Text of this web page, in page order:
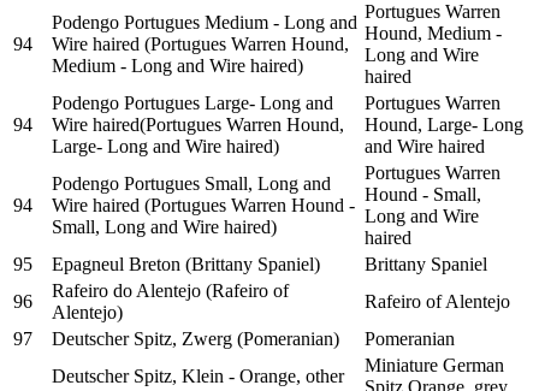
94
Podengo Portugues Medium - Long and
Wire haired (Portugues Warren Hound,
Medium - Long and Wire haired)
Portugues Warren
Hound, Medium -
Long and Wire
haired
94
Podengo Portugues Large- Long and
Wire haired(Portugues Warren Hound,
Large- Long and Wire haired)
Portugues Warren
Hound, Large- Long
and Wire haired
94
Podengo Portugues Small, Long and
Wire haired (Portugues Warren Hound -
Small, Long and Wire haired)
Portugues Warren
Hound - Small,
Long and Wire
haired
95
Epagneul Breton (Brittany Spaniel)
Brittany Spaniel
96
Rafeiro do Alentejo (Rafeiro of
Alentejo)
Rafeiro of Alentejo
97
Deutscher Spitz, Zwerg (Pomeranian) Pomeranian
Deutscher Spitz, Klein - Orange, other
Miniature German